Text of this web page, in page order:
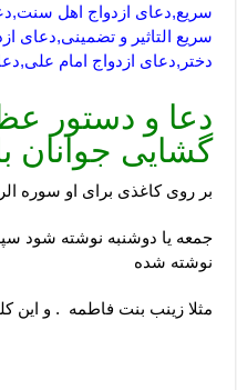
سریع,دعای ازدواج اهل
سریع التاثیر و تضمینی,دعای
دختر,دعای ازدواج امام
دعا و دستور
گشایی جوانان
بر روی کاغذی برای او سوره
جمعه یا دوشنبه نوشته شود
نوشته شده
مثلا زینب بنت فاطمه . و این